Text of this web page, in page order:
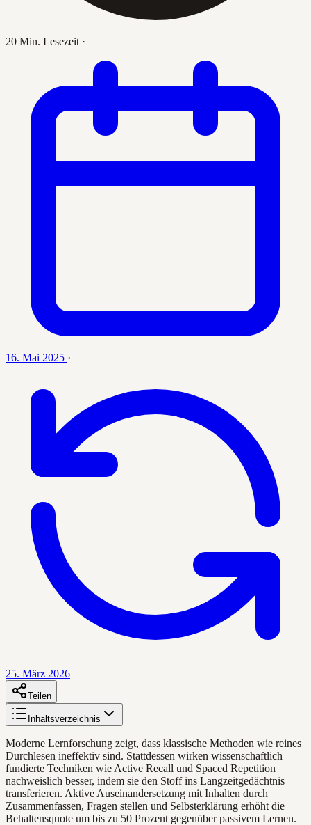
20 Min. Lesezeit ·
16. Mai 2025 ·
25. März 2026
Teilen
Inhaltsverzeichnis
Moderne Lernforschung zeigt, dass klassische Methoden wie reines
Durchlesen ineffektiv sind. Stattdessen wirken wissenschaftlich
fundierte Techniken wie Active Recall und Spaced Repetition
nachweislich besser, indem sie den Stoff ins Langzeitgedächtnis
transferieren. Aktive Auseinandersetzung mit Inhalten durch
Zusammenfassen, Fragen stellen und Selbsterklärung erhöht die
Behaltensquote um bis zu 50 Prozent gegenüber passivem Lernen.